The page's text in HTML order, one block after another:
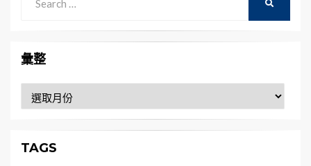
for:
彙整
整
TAGS